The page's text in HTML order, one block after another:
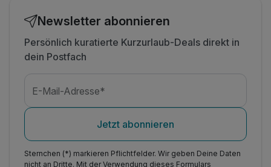
Newsletter abonnieren
Persönlich kuratierte Kurzurlaub-Deals direkt in
dein Postfach
E-Mail-Adresse*
Jetzt abonnieren
Sternchen (*) markieren Pflichtfelder. Wir geben Deine Daten
nicht an Dritte. Mit der Verwendung dieses Formulars